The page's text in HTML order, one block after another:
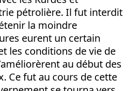
pétrolière. Il fut interdit
la moindre
eurent un certain
les conditions de vie de
au début des
Ce fut au cours de cette